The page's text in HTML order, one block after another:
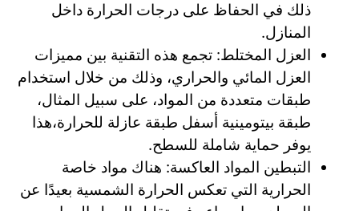
ذلك في الحفاظ على درجات الحرارة داخل
المنازل.
العزل المختلط: تجمع هذه التقنية بين مميزات
العزل المائي والحراري، وذلك من خلال استخدام
طبقات متعددة من المواد، على سبيل المثال،
طبقة بيتومينية أسفل طبقة عازلة للحرارة،هذا
يوفر حماية شاملة للسطح.
التبطين المواد العاكسة: هناك مواد خاصة
الحرارية التي تعكس الحرارة الشمسية بعيدًا عن